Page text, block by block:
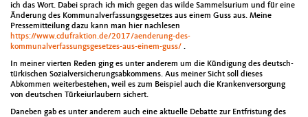
ich das Wort. Dabei sprach ich mich gegen das wilde Sammelsurium und für eine
Änderung des Kommunalverfassungsgesetzes aus einem Guss aus. Meine
Pressemitteilung dazu kann man hier nachlesen
https://www.cdufraktion.de/2017/aenderung-des-
kommunalverfassungsgesetzes-aus-einem-guss/ .
In meiner vierten Reden ging es unter anderem um die Kündigung des deutsch-
türkischen Sozialversicherungsabkommens. Aus meiner Sicht soll dieses
Abkommen weiterbestehen, weil es zum Beispiel auch die Krankenversorgung
von deutschen Türkeiurlaubern sichert.
Daneben gab es unter anderem auch eine aktuelle Debatte zur Entfristung des